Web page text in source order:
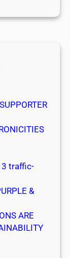
l
e
v
t
3 traffic-
&
ARE